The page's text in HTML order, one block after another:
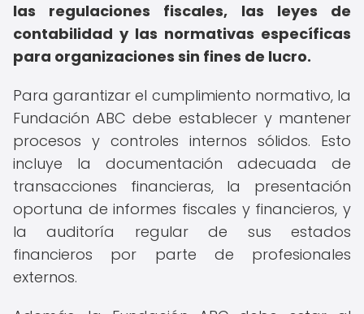
las regulaciones fiscales, las leyes de
contabilidad y las normativas específicas
para organizaciones sin fines de lucro.
Para garantizar el cumplimiento normativo, la
Fundación ABC debe establecer y mantener
procesos y controles internos sólidos. Esto
incluye la documentación adecuada de
transacciones financieras, la presentación
oportuna de informes fiscales y financieros, y
la auditoría regular de sus estados
financieros por parte de profesionales
externos.